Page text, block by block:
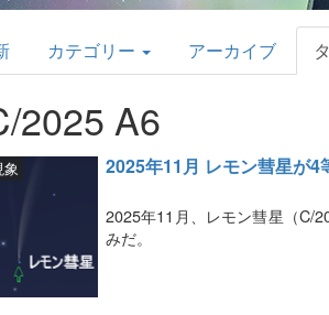
カテゴリー アーカイブ
2025 A6
2025年11月 レモン彗星が4
象
2025年11月、レモン彗星（C/
みだ。